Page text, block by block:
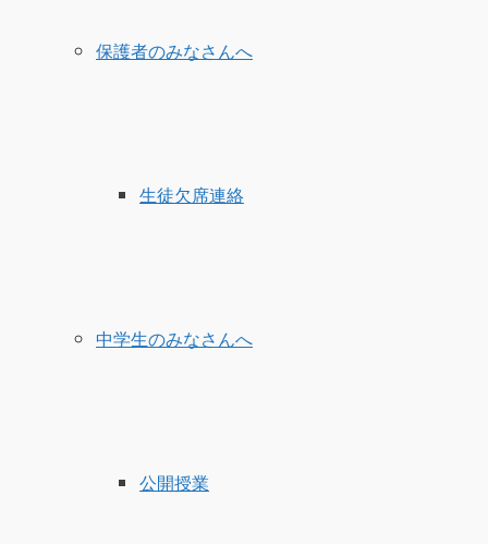
保護者のみなさんへ
生徒欠席連絡
中学生のみなさんへ
公開授業